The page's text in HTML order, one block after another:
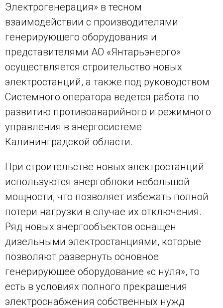
Электрогенерация» в тесном
взаимодействии с производителями
генерирующего оборудования и
представителями АО «Янтарьэнерго»
осуществляется строительство новых
электростанций, а также под руководством
Системного оператора ведется работа по
развитию противоаварийного и режимного
управления в энергосистеме
Калининградской области.
При строительстве новых электростанций
используются энергоблоки небольшой
мощности, что позволяет избежать полной
потери нагрузки в случае их отключения.
Ряд новых энергообъектов оснащен
дизельными электростанциями, которые
позволяют развернуть основное
генерирующее оборудование «с нуля», то
есть в условиях полного прекращения
электроснабжения собственных нужд